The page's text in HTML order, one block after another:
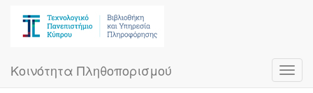
Κοινότητα Πληθοπορισμού